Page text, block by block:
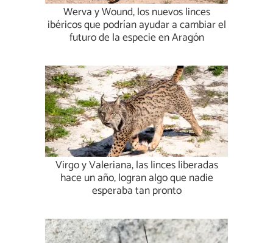
Werva y Wound, los nuevos linces
ibéricos que podrían ayudar a cambiar el
futuro de la especie en Aragón
Virgo y Valeriana, las linces liberadas
hace un año, logran algo que nadie
esperaba tan pronto